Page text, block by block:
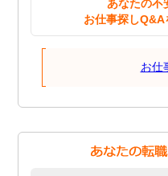
あなたの不
お仕事探しQ&A
お仕